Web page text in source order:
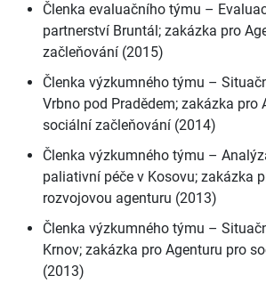
Členka evaluačního týmu –
partnerství Bruntál; zakázka pro
začleňování (2015)
Členka výzkumného týmu –
Vrbno pod Pradědem; zakázka pro
sociální začleňování (2014)
Členka výzkumného týmu –
paliativní péče v Kosovu; zakázka
rozvojovou agenturu (2013)
Členka výzkumného týmu –
Krnov; zakázka pro Agenturu pro
(2013)